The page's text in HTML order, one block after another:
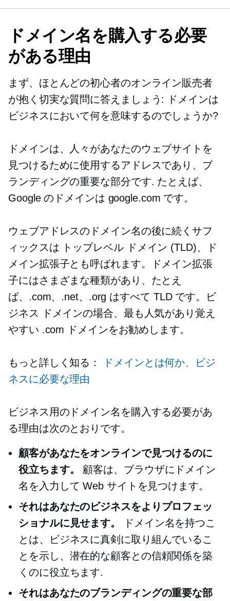
ドメイン名を購入する必要
がある理由
まず、ほとんどの初心者のオンライン販売者
が抱く切実な質問に答えましょう: ドメインは
ビジネスにおいて何を意味するのでしょうか?
ドメインは、人々があなたのウェブサイトを
見つけるために使用するアドレスであり、ブ
ランディングの重要な部分です. たとえば、
Google のドメインは google.com です。
ウェブアドレスのドメイン名の後に続くサフ
ィックスは
トップレベルドメイン (TLD)、ド
メイン拡張子とも呼ばれます。ドメイン拡張
子にはさまざまな種類があり、たとえ
ば、.com、.net、.org はすべて TLD です。ビ
ジネス ドメインの場合、最も人気があり覚え
やすい .com ドメインをお勧めします。
もっと詳しく知る：
ドメインとは何か、ビジ
ネスに必要な理由
ビジネス用のドメイン名を購入する必要があ
る理由は次のとおりです。
顧客があなたをオンラインで見つけるのに
役立ちます。
顧客は、ブラウザにドメイン
名を入力して Web サイトを見つけます。
それはあなたのビジネスをよりプロフェッ
ショナルに見せます。
ドメイン名を持つこ
とは、ビジネスに真剣に取り組んでいるこ
とを示し、潜在的な顧客との信頼関係を築
くのに役立ちます.
それはあなたのブランディングの重要な部